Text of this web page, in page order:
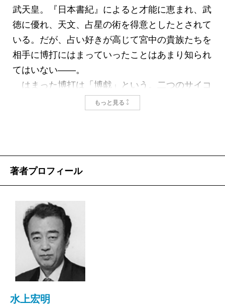
武天皇。『日本書紀』によると才能に恵まれ、武
徳に優れ、天文、占星の術を得意としたとされて
いる。だが、占い好きが高じて宮中の貴族たちを
相手に博打にはまっていったことはあまり知られ
てはいない――。
はまった博打は「博戯」という。二つのサイコ
ロを用いて上がりの順位を競う今でいう双六であ
その頃、もう一つ中国からもたらされたものが
では「お金」としての概念のない時代、銭は単に
同じ形で揃えられた金属片、珍品にすぎなかっ
た。銅銭の使い道は、博戯の駒、チップとされた
のである。そして日本でも天武天皇の在位の時
代、銭が作られるようになる。平成11年に発見さ
れた富本銭だ。つまりこれも博戯の駒、宗教的な
儀式物として作られたのであった。かくして天武
もっと見る
著者プロフィール
水上宏明